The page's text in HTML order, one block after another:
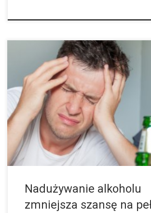
Częste upijanie się może zmniejszyć szanse na
pełnoetatowej pracy zaraz po ukończeniu
to wyniki ankiety przeprowadzonej na
college’ów. Dobrze płatna praca na pełnym
Nadużywanie alkoholu
zmniejsza szansę na